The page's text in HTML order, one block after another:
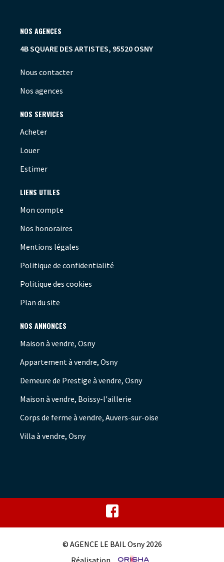
NOS AGENCES
4B SQUARE DES ARTISTES, 95520 OSNY
Nous contacter
Nos agences
NOS SERVICES
Acheter
Louer
Estimer
LIENS UTILES
Mon compte
Nos honoraires
Mentions légales
Politique de confidentialité
Politique des cookies
Plan du site
NOS ANNONCES
Maison à vendre, Osny
Appartement à vendre, Osny
Demeure de Prestige à vendre, Osny
Maison à vendre, Boissy-l'aillerie
Corps de ferme à vendre, Auvers-sur-oise
Villa à vendre, Osny
© AGENCE LE BAIL Osny 2026